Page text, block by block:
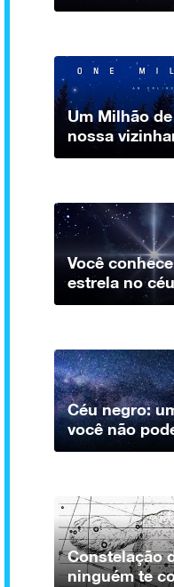
Um Milhão
nossa
Você
estrela no
Céu negro:
você não
Constelação
ninguém te